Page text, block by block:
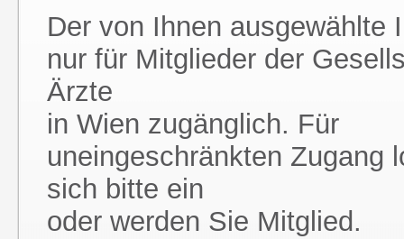
Der von Ihnen ausgewählte
nur für Mitglieder der
Ärzte
in Wien zugänglich. Für
uneingeschränkten Zugang
sich bitte ein
oder werden Sie Mitglied.